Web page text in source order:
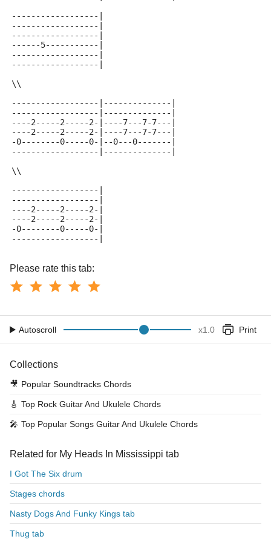
------------------|
------------------|
------------------|
------5-----------|
------------------|
------------------|
\\
------------------|--------------|
------------------|--------------|
----2-----2-----2-|----7---7-7---|
----2-----2-----2-|----7---7-7---|
-0--------0-----0-|--0---0-------|
------------------|--------------|
\\
------------------|
------------------|
----2-----2-----2-|
----2-----2-----2-|
-0--------0-----0-|
------------------|
Please rate this tab:
Autoscroll x1.0 Print
Collections
🎥 Popular Soundtracks Chords
🎸 Top Rock Guitar And Ukulele Chords
🎤 Top Popular Songs Guitar And Ukulele Chords
Related for My Heads In Mississippi tab
I Got The Six drum
Stages chords
Nasty Dogs And Funky Kings tab
Thug tab